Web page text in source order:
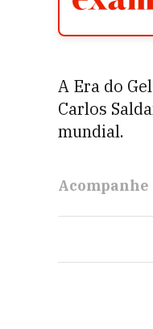
A Era do
Carlos
mundial.